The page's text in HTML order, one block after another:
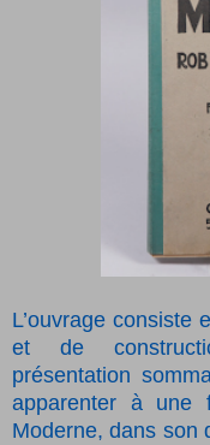
L’ouvrage consiste
et de
présentation
apparenter à une
Moderne, dans son